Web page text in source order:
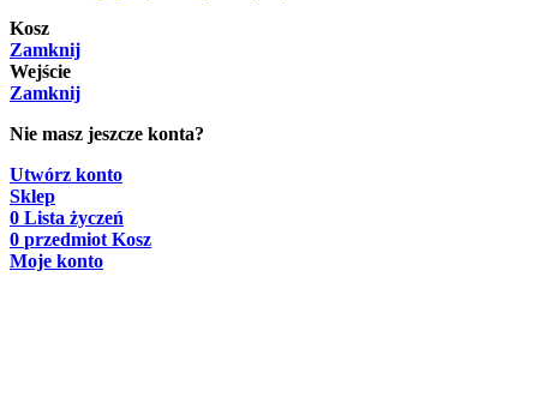
Kosz
Zamknij
Wejście
Zamknij
Nie masz jeszcze konta?
Utwórz konto
Sklep
0 Lista życzeń
0 przedmiot Kosz
Moje konto